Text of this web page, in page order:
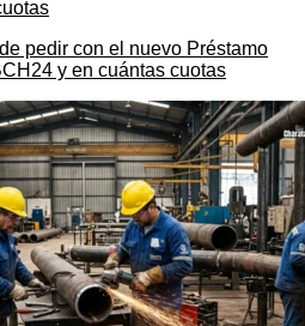
pedir con el nuevo Préstamo
y en cuántas cuotas